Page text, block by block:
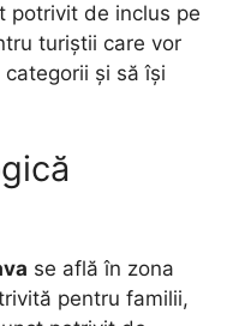
potrivit de inclus pe
turiștii care vor
și să își
se află în zona
pentru familii,